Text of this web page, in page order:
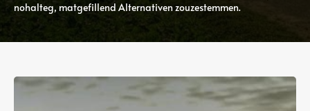
nohalteg, matgefillend Alternativen zouzestemmen.